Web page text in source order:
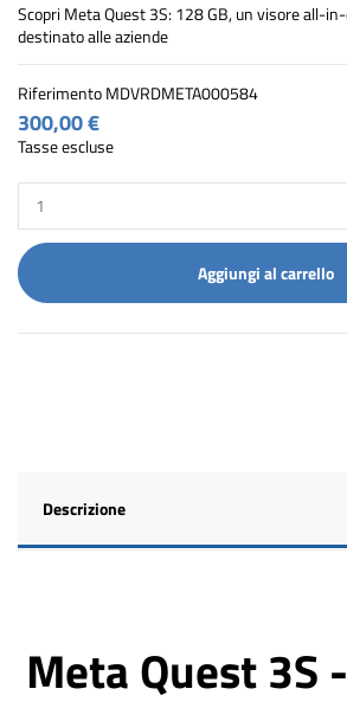
Scopri Meta Quest 3S: 128 GB, un visore all-
destinato alle aziende
RiferimentoMDVRDMETA000584
300,00 €
Tasse escluse
Aggiungi al carrello
Descrizione
Meta Quest 3S